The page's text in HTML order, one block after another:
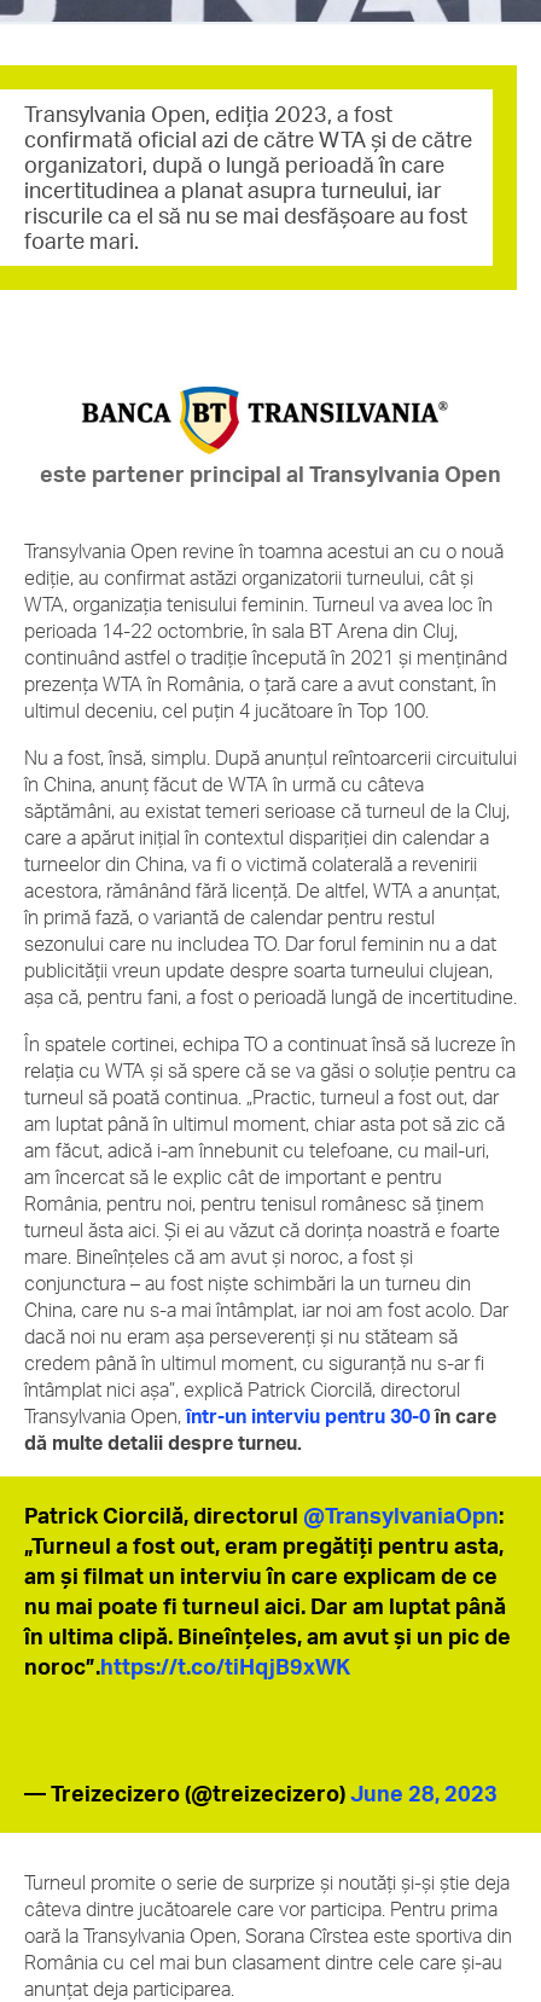
Transylvania Open, ediția 2023, a fost
confirmată oficial azi de către WTA și de către
organizatori, după o lungă perioadă în care
incertitudinea a planat asupra turneului, iar
riscurile ca el să nu se mai desfășoare au fost
foarte mari.
este partener principal al Transylvania Open
Transylvania Open revine în toamna acestui an cu o nouă
ediție, au confirmat astăzi organizatorii turneului, cât și
WTA, organizația tenisului feminin. Turneul va avea loc în
perioada 14-22 octombrie, în sala BT Arena din Cluj,
continuând astfel o tradiție începută în 2021 și menținând
prezența WTA în România, o țară care a avut constant, în
ultimul deceniu, cel puțin 4 jucătoare în Top 100.
Nu a fost, însă, simplu. După anunțul reîntoarcerii circuitului
în China, anunț făcut de WTA în urmă cu câteva
săptămâni, au existat temeri serioase că turneul de la Cluj,
care a apărut inițial în contextul dispariției din calendar a
turneelor din China, va fi o victimă colaterală a revenirii
acestora, rămânând fără licență. De altfel, WTA a anunțat,
în primă fază, o variantă de calendar pentru restul
sezonului care nu includea TO. Dar forul feminin nu a dat
publicității vreun update despre soarta turneului clujean,
așa că, pentru fani, a fost o perioadă lungă de incertitudine.
În spatele cortinei, echipa TO a continuat însă să lucreze în
relația cu WTA și să spere că se va găsi o soluție pentru ca
turneul să poată continua. „Practic, turneul a fost out, dar
am luptat până în ultimul moment, chiar asta pot să zic că
am făcut, adică i-am înnebunit cu telefoane, cu mail-uri,
am încercat să le explic cât de important e pentru
România, pentru noi, pentru tenisul românesc să ținem
turneul ăsta aici. Și ei au văzut că dorința noastră e foarte
mare. Bineînțeles că am avut și noroc, a fost și
conjunctura – au fost niște schimbări la un turneu din
China, care nu s-a mai întâmplat, iar noi am fost acolo. Dar
dacă noi nu eram așa perseverenți și nu stăteam să
credem până în ultimul moment, cu siguranță nu s-ar fi
întâmplat nici așa”, explică Patrick Ciorcilă, directorul
Transylvania Open,într-un interviu pentru 30-0în care
dă multe detalii despre turneu.
Patrick Ciorcilă, directorul @TransylvaniaOpn:
„Turneul a fost out, eram pregătiți pentru asta,
am și filmat un interviu în care explicam de ce
nu mai poate fi turneul aici. Dar am luptat până
în ultima clipă. Bineînțeles, am avut și un pic de
noroc”.https://t.co/tiHqjB9xWK
— Treizecizero (@treizecizero)June 28, 2023
Turneul promite o serie de surprize și noutăți și-și știe deja
câteva dintre jucătoarele care vor participa. Pentru prima
oară la Transylvania Open, Sorana Cîrstea este sportiva din
România cu cel mai bun clasament dintre cele care și-au
anunțat deja participarea.